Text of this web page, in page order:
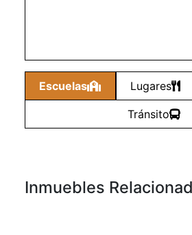
Escuelas Lugares
Tránsito
Inmuebles